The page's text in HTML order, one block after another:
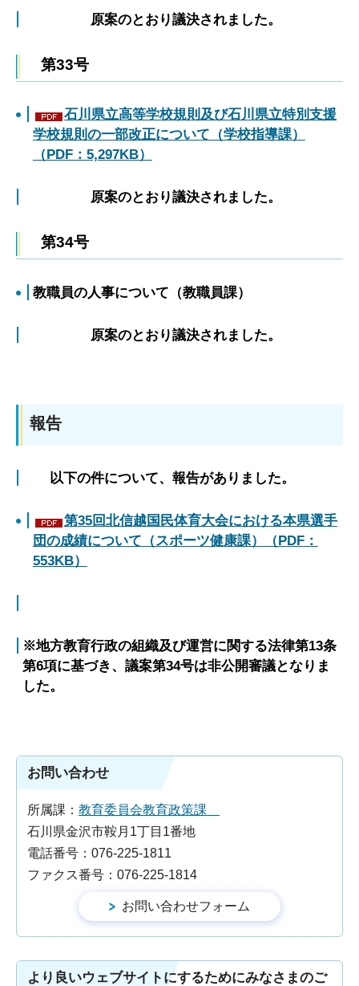
原案のとおり議決されました。
第33号
石川県立高等学校規則及び石川県立特別支援
学校規則の一部改正について（学校指導課）
（PDF：5,297KB）
原案のとおり議決されました。
第34号
教職員の人事について（教職員課）
原案のとおり議決されました。
報告
以下の件について、報告がありました。
第35回北信越国民体育大会における本県選手
団の成績について（スポーツ健康課）（PDF：
553KB）
※地方教育行政の組織及び運営に関する法律第13条
第6項に基づき、議案第34号は非公開審議となりま
した。
お問い合わせ
所属課： 教育委員会教育政策課
石川県金沢市鞍月1丁目1番地
電話番号：076-225-1811
ファクス番号：076-225-1814
より良いウェブサイトにするためにみなさまのご